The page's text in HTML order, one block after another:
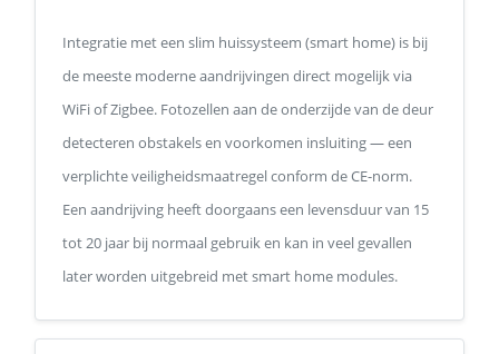
Integratie met een slim huissysteem (smart home) is bij
de meeste moderne aandrijvingen direct mogelijk via
WiFi of Zigbee. Fotozellen aan de onderzijde van de deur
detecteren obstakels en voorkomen insluiting — een
verplichte veiligheidsmaatregel conform de CE-norm.
Een aandrijving heeft doorgaans een levensduur van 15
tot 20 jaar bij normaal gebruik en kan in veel gevallen
later worden uitgebreid met smart home modules.